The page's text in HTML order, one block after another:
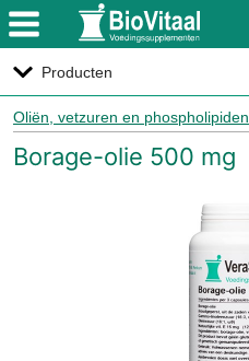
Producten
Oliën, vetzuren en phospholipiden
Borage-olie 500 mg